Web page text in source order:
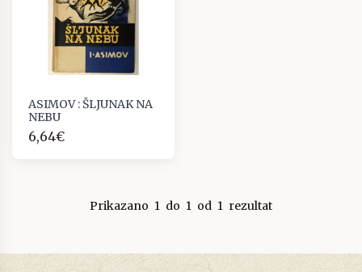
ASIMOV : ŠLJUNAK NA
NEBU
6,64€
Prikazano 1 do 1 od 1 rezultat